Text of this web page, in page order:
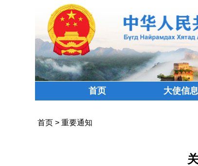
首页 大使信息
首页> 重要通知